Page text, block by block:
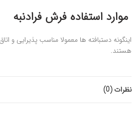
موارد استفاده فرش فرادنبه
اینگونه دستبافته ها معمولا مناسب پذیرایی و
هستند.
نظرات (0)